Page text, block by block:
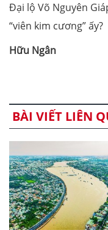
Đại lộ Võ Nguyên
“viên kim cương” ấy?
Hữu Ngân
BÀI VIẾT LIÊN